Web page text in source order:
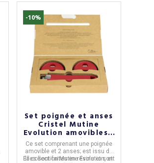
-10%
Set poignée et anses
Cristel Mutine
Evolution amovibles -
6 coloris
Ce set comprenant une poignée
amovible et 2 anses; est issu de
la collectionMutine Evolution,et
Elles sont faites en résine et sont